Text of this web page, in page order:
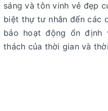
sáng và tôn vinh vẻ đẹp
biệt thự tư nhân đến các
bảo hoạt động ổn
thách của thời gian và